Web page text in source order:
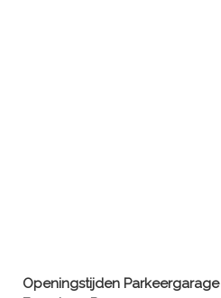
Openingstijden Parkeergarage